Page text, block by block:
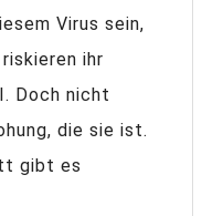
Virus sein,
ihr
Doch nicht
die sie ist.
gibt es